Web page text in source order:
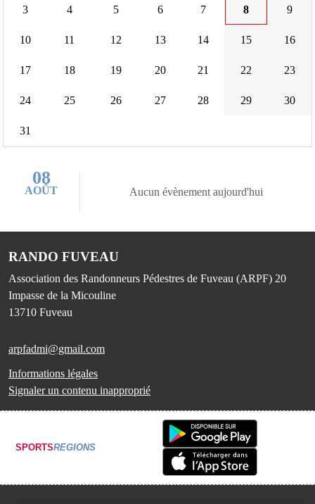
3 4 5 6 7 8 9
10 11 12 13 14 15 16
17 18 19 20 21 22 23
24 25 26 27 28 29 30
31
08
AOÛT Aucun évènement aujourd'hui
RANDO FUVEAU
Association des Randonneurs Pédestres de Fuveau (ARPF) 20
Impasse de la Micouline
13710 Fuveau
arpfadmi@gmail.com
Informations légales
Signaler un contenu inapproprié
SPORTSREGIONS